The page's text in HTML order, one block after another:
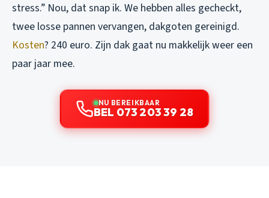
stress.” Nou, dat snap ik. We hebben alles gecheckt,
twee losse pannen vervangen, dakgoten gereinigd.
Kosten? 240 euro. Zijn dak gaat nu makkelijk weer een
paar jaar mee.
NU BEREIKBAAR
BEL 073 203 39 28